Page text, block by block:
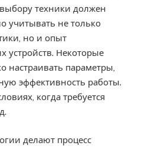
техники должен
учитывать не только
но и опыт
устройств. Некоторые
настраивать параметры,
эффективность работы.
когда требуется
делают процесс